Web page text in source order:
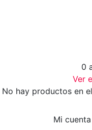
0
Ver
No hay productos en
Mi cuenta